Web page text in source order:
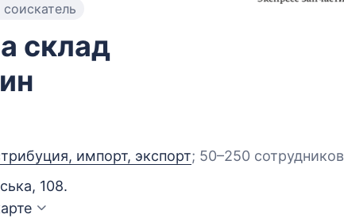
склад
импорт, экспорт; 50–250 сотрудников
108.